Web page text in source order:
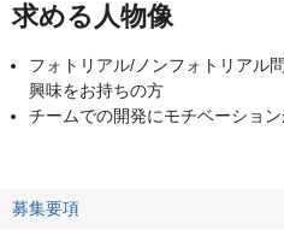
求める人物像
フォトリアル/ノンフォトリアル
興味をお持ちの方
チームでの開発にモチベーショ
募集要項